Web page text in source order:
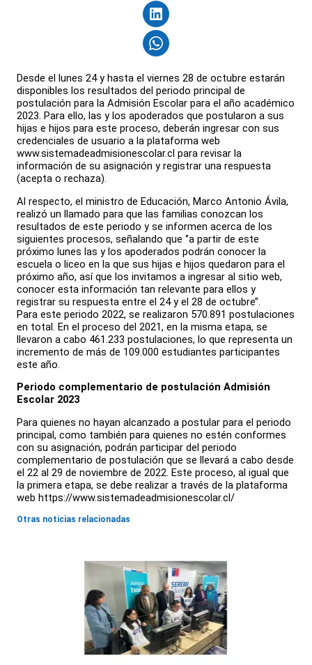
Desde el lunes 24 y hasta el viernes 28 de octubre estarán
disponibles los resultados del periodo principal de
postulación para la Admisión Escolar para el año académico
2023. Para ello, las y los apoderados que postularon a sus
hijas e hijos para este proceso, deberán ingresar con sus
credenciales de usuario a la plataforma web
www.sistemadeadmisionescolar.cl para revisar la
información de su asignación y registrar una respuesta
(acepta o rechaza).
Al respecto, el ministro de Educación, Marco Antonio Ávila,
realizó un llamado para que las familias conozcan los
resultados de este periodo y se informen acerca de los
siguientes procesos, señalando que ‘’a partir de este
próximo lunes las y los apoderados podrán conocer la
escuela o liceo en la que sus hijas e hijos quedaron para el
próximo año, así que los invitamos a ingresar al sitio web,
conocer esta información tan relevante para ellos y
registrar su respuesta entre el 24 y el 28 de octubre’’.
Para este periodo 2022, se realizaron 570.891 postulaciones
en total. En el proceso del 2021, en la misma etapa, se
llevaron a cabo 461.233 postulaciones, lo que representa un
incremento de más de 109.000 estudiantes participantes
este año.
Periodo complementario de postulación Admisión
Escolar 2023
Para quienes no hayan alcanzado a postular para el periodo
principal, como también para quienes no estén conformes
con su asignación, podrán participar del periodo
complementario de postulación que se llevará a cabo desde
el 22 al 29 de noviembre de 2022. Este proceso, al igual que
la primera etapa, se debe realizar a través de la plataforma
web https://www.sistemadeadmisionescolar.cl/
Otras noticias relacionadas